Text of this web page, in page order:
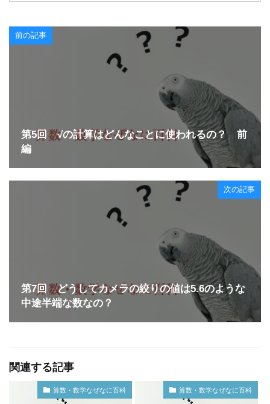
前の記事
第5回 √の計算はどんなことに使われるの？ 前
編
次の記事
第7回 どうしてカメラの絞りの値は5.6のような
中途半端な数なの？
関連する記事
算数・数学なぜなに百科 算数・数学なぜなに百科